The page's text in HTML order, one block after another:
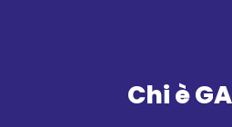
Chi è